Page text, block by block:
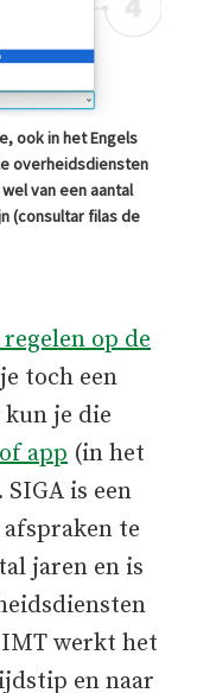
ook in het Engels
overheidsdiensten
van een aantal
(consultar filas de
op de
toch een
je die
app (in het
is een
te
jaren en is
werkt het
en naar